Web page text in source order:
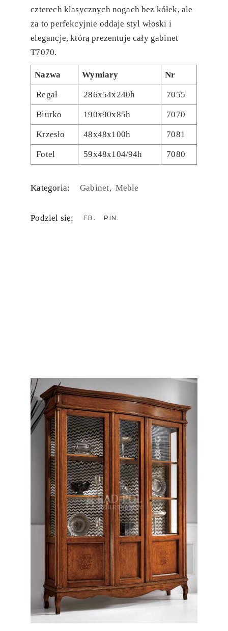
czterech klasycznych nogach bez kółek, ale
za to perfekcyjnie oddaje styl włoski i
elegancje, którą prezentuje cały gabinet
T7070.
Nazwa Wymiary Nr
Regał 286x54x240h 7055
Biurko 190x90x85h 7070
Krzesło 48x48x100h 7081
Fotel 59x48x104/94h 7080
Kategoria: Gabinet Meble
Podziel się: FB PIN